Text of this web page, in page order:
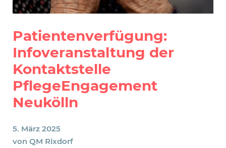
Patientenverfügung:
Infoveranstaltung der
Kontaktstelle
PflegeEngagement
Neukölln
5. März 2025
von QM Rixdorf